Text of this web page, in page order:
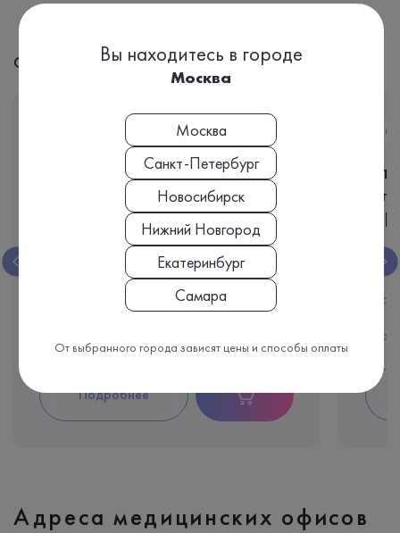
С этим анализом часто назначают:
Фибромакс
Сыворотка крови
Срок исполнения: 6 дней
Подробнее
с
Адреса медицинских офисов
Вы находитесь в городе
Москва
Москва
Санкт-Петербург
Новосибирск
Нижний Новгород
Екатеринбург
Самара
От выбранного города зависят цены и способы оплаты